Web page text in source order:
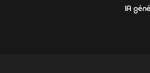
IA